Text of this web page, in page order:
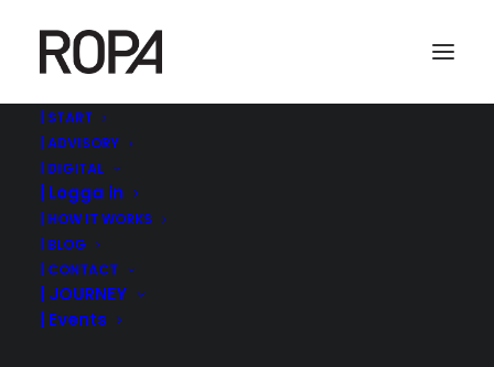
| START
| ADVISORY
| DIGITAL
| Logga in
| HOW IT WORKS
| BLOG
| CONTACT
| JOURNEY
| Events